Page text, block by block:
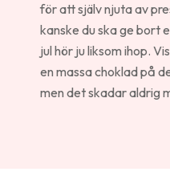
för att själv njuta av
kanske du ska ge bort
jul hör ju liksom ihop.
en massa choklad på
men det skadar aldrig